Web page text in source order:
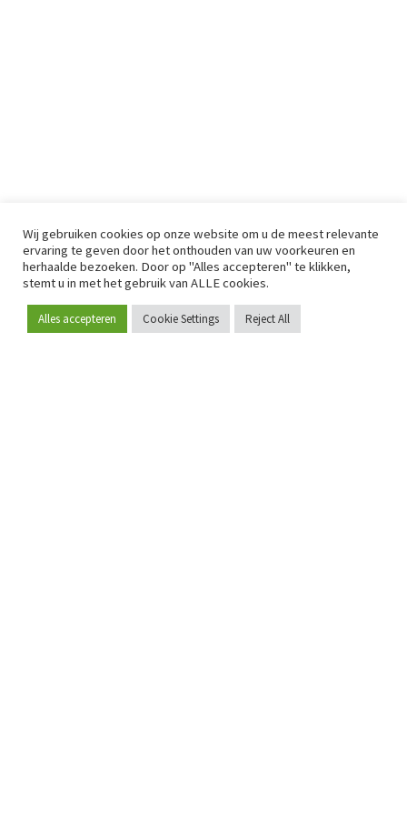
Word lid
Wij gebruiken cookies op onze website om u de meest relevante
ervaring te geven door het onthouden van uw voorkeuren en
herhaalde bezoeken. Door op "Alles accepteren" te klikken,
stemt u in met het gebruik van ALLE cookies.
Alles accepteren Cookie Settings Reject All